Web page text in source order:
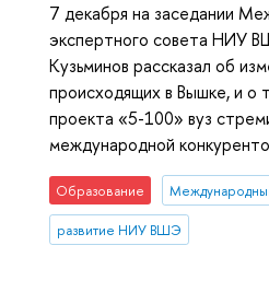
7 декабря на заседании
экспертного совета НИУ
Кузьминов рассказал об
происходящих в Вышке, и о
проекта «5-100» вуз
международной
Образование
развитие НИУ ВШЭ